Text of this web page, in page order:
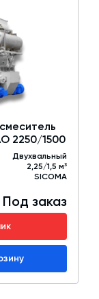
2250/1500
Двухвальный
2,25/1,5 м³
SICOMA
Под заказ